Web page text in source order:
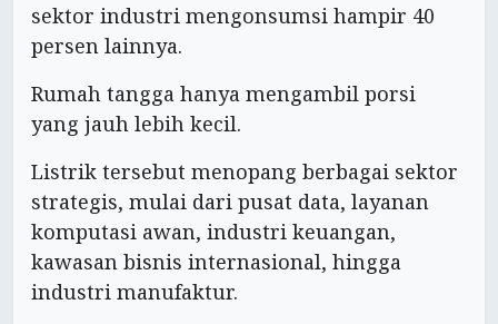
sektor industri mengonsumsi hampir 40
persen lainnya.
Rumah tangga hanya mengambil porsi
yang jauh lebih kecil.
Listrik tersebut menopang berbagai sektor
strategis, mulai dari pusat data, layanan
komputasi awan, industri keuangan,
kawasan bisnis internasional, hingga
industri manufaktur.